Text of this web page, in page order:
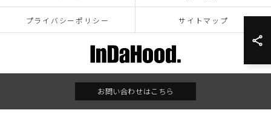
お問い合わせはこちら
プライバシーポリシー サイトマップ
© 2026 ALL RIGHTS RESERVED.